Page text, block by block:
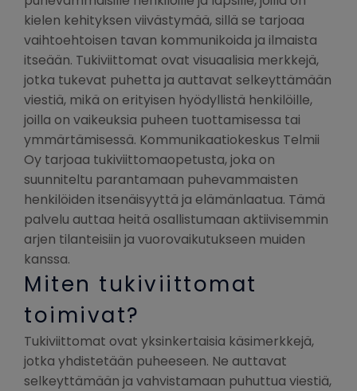
kielen kehityksen viivästymää, sillä se tarjoaa
vaihtoehtoisen tavan kommunikoida ja ilmaista
itseään. Tukiviittomat ovat visuaalisia merkkejä,
jotka tukevat puhetta ja auttavat selkeyttämään
viestiä, mikä on erityisen hyödyllistä henkilöille,
joilla on vaikeuksia puheen tuottamisessa tai
ymmärtämisessä. Kommunikaatiokeskus Telmii
Oy tarjoaa tukiviittomaopetusta, joka on
suunniteltu parantamaan puhevammaisten
henkilöiden itsenäisyyttä ja elämänlaatua. Tämä
palvelu auttaa heitä osallistumaan aktiivisemmin
arjen tilanteisiin ja vuorovaikutukseen muiden
kanssa.
Miten tukiviittomat
toimivat?
Tukiviittomat ovat yksinkertaisia käsimerkkejä,
jotka yhdistetään puheeseen. Ne auttavat
selkeyttämään ja vahvistamaan puhuttua viestiä,